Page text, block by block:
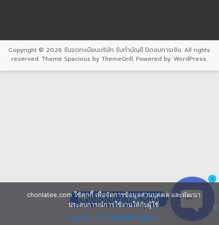
Copyright © 2026 รับจดทะเบียนบริษัท รับทำบัญชี ปิดงบการเงิน. All rights
reserved. ThemeSpacious by ThemeGrill. Powered by:WordPress.
chonlatee.com ใช้คุกกี้ เพื่อจัดการข้อมูลส่วนบุคคล และพัฒนา
ประสบการณ์การใช้งานให้กับผู้ใช้
ยอมรับ
นโยบายสิทธิส่วนบุคคล
ติดต่อจดทะเบียนบริษัท
1